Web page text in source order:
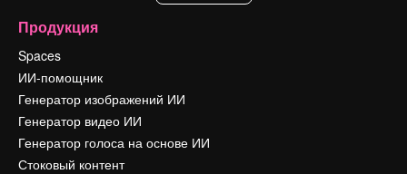
Продукция
Spaces
ИИ-помощник
Генератор изображений ИИ
Генератор видео ИИ
Генератор голоса на основе ИИ
Стоковый контент